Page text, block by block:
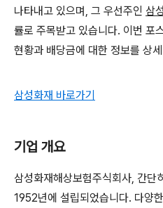
나타내고 있으며, 그 우선주인 삼
률로 주목받고 있습니다. 이번 포
현황과 배당금에 대한 정보를 상
삼성화재 바로가기
기업 개요
삼성화재해상보험주식회사, 간단
1952년에 설립되었습니다. 다양